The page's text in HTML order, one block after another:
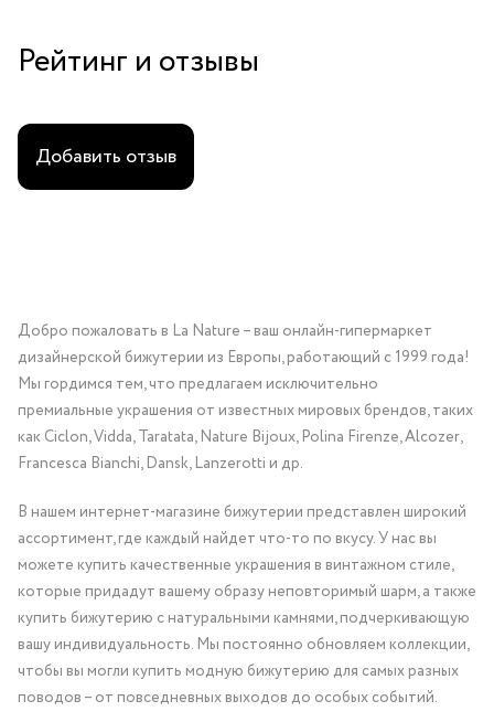
Рейтинг и отзывы
Добавить отзыв
Добро пожаловать в La Nature – ваш онлайн-гипермаркет
дизайнерской бижутерии из Европы, работающий с 1999 года!
Мы гордимся тем, что предлагаем исключительно
премиальные украшения от известных мировых брендов, таких
как Ciclon, Vidda, Taratata, Nature Bijoux, Polina Firenze, Alcozer,
Francesca Bianchi, Dansk, Lanzerotti и др.
В нашем интернет-магазине бижутерии представлен широкий
ассортимент, где каждый найдет что-то по вкусу. У нас вы
можете купить качественные украшения в винтажном стиле,
которые придадут вашему образу неповторимый шарм, а также
купить бижутерию с натуральными камнями, подчеркивающую
вашу индивидуальность. Мы постоянно обновляем коллекции,
чтобы вы могли купить модную бижутерию для самых разных
поводов – от повседневных выходов до особых событий.